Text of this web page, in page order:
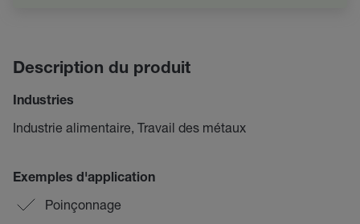
Description du produit
Industries
Industrie alimentaire, Travail des métaux
Exemples d'application
Poinçonnage